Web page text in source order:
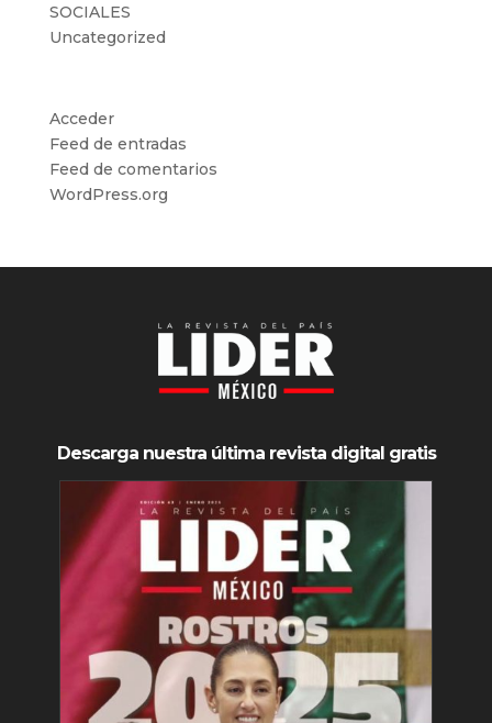
SOCIALES
Uncategorized
Acceder
Feed de entradas
Feed de comentarios
WordPress.org
Descarga nuestra última revista digital gratis